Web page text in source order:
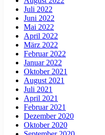
Juli 2022
Juni 2022
Mai 2022
April 2022
März 2022
Februar 2022
Januar 2022
Oktober 2021
August 2021
Juli 2021
April 2021
Februar 2021
Dezember 2020
Oktober 2020